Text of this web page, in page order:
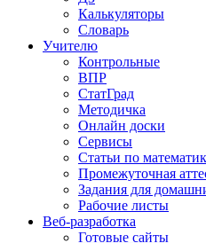
Калькуляторы
Словарь
Учителю
Контрольные
ВПР
СтатГрад
Методичка
Онлайн доски
Сервисы
Статьи по
Промежуточная
Задания для
Рабочие листы
Веб-разработка
Готовые сайты